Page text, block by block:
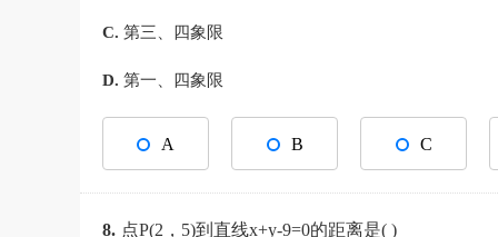
C. 第三、四象限
D. 第一、四象限
A B C
8. 点P(2，5)到直线x+y-9=0的距离是( )